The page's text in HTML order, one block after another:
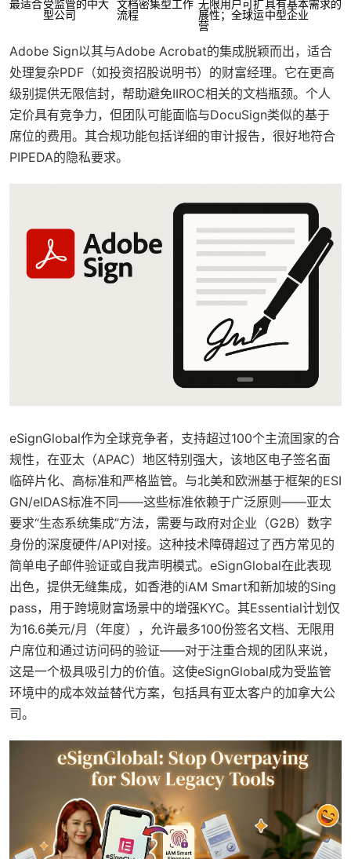
最适合受监管的中大
型公司
文档密集型工作
流程
无限用户可扩
展性；全球运
营
具有基本需求的
中型企业
Adobe Sign以其与Adobe Acrobat的集成脱颖而出，适合
处理复杂PDF（如投资招股说明书）的财富经理。它在更高
级别提供无限信封，帮助避免IIROC相关的文档瓶颈。个人
定价具有竞争力，但团队可能面临与DocuSign类似的基于
席位的费用。其合规功能包括详细的审计报告，很好地符合
PIPEDA的隐私要求。
eSignGlobal作为全球竞争者，支持超过100个主流国家的合
规性，在亚太（APAC）地区特别强大，该地区电子签名面
临碎片化、高标准和严格监管。与北美和欧洲基于框架的ESI
GN/eIDAS标准不同——这些标准依赖于广泛原则——亚太
要求“生态系统集成”方法，需要与政府对企业（G2B）数字
身份的深度硬件/API对接。这种技术障碍超过了西方常见的
简单电子邮件验证或自我声明模式。eSignGlobal在此表现
出色，提供无缝集成，如香港的iAM Smart和新加坡的Sing
pass，用于跨境财富场景中的增强KYC。其Essential计划仅
为16.6美元/月（年度），允许最多100份签名文档、无限用
户席位和通过访问码的验证——对于注重合规的团队来说，
这是一个极具吸引力的价值。这使eSignGlobal成为受监管
环境中的成本效益替代方案，包括具有亚太客户的加拿大公
司。